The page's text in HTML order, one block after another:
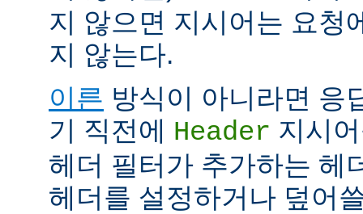
지 않으면 지시어는 요청
지 않는다.
이른 방식이 아니라면 응
기 직전에 Header 지시
헤더 필터가 추가하는 헤
헤더를 설정하거나 덮어